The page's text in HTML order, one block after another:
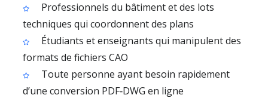
Professionnels du bâtiment et des lots
techniques qui coordonnent des plans
Étudiants et enseignants qui manipulent des
formats de fichiers CAO
Toute personne ayant besoin rapidement
d’une conversion PDF‑DWG en ligne